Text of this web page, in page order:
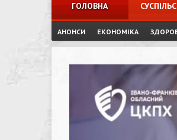
ГОЛОВНА
АНОНСИ ЕКОНОМІКА